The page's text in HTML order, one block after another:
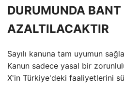
DURUMUNDA BANT
AZALTILACAKTIR
Sayılı kanuna tam uyumun
Kanun sadece yasal bir
X'in Türkiye'deki faaliyetlerini